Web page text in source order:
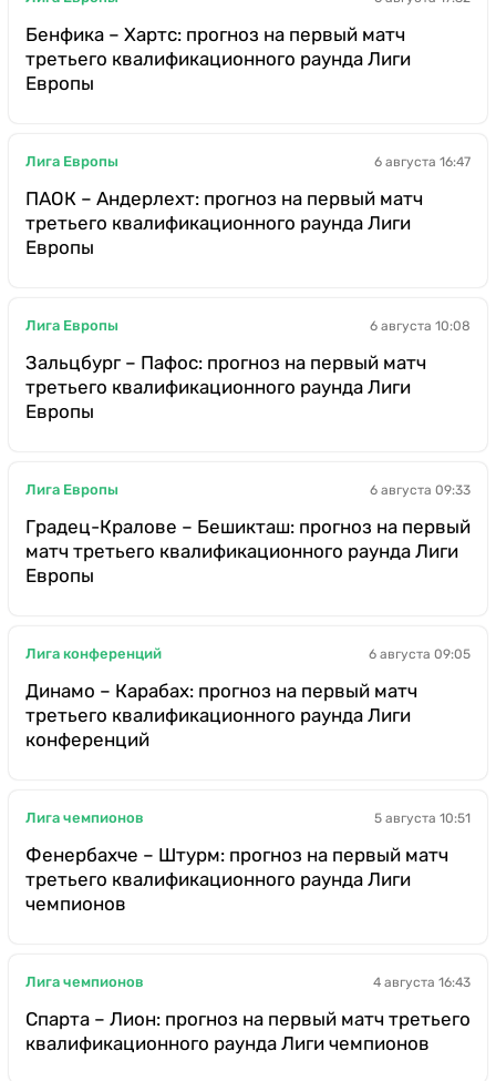
Бенфика – Хартс: прогноз на первый матч
третьего квалификационного раунда Лиги
Европы
Лига Европы 6 августа 16:47
ПАОК – Андерлехт: прогноз на первый матч
третьего квалификационного раунда Лиги
Европы
Лига Европы 6 августа 10:08
Зальцбург – Пафос: прогноз на первый матч
третьего квалификационного раунда Лиги
Европы
Лига Европы 6 августа 09:33
Градец-Кралове – Бешикташ: прогноз на первый
матч третьего квалификационного раунда Лиги
Европы
Лига конференций 6 августа 09:05
Динамо – Карабах: прогноз на первый матч
третьего квалификационного раунда Лиги
конференций
Лига чемпионов 5 августа 10:51
Фенербахче – Штурм: прогноз на первый матч
третьего квалификационного раунда Лиги
чемпионов
Лига чемпионов 4 августа 16:43
Спарта – Лион: прогноз на первый матч третьего
квалификационного раунда Лиги чемпионов